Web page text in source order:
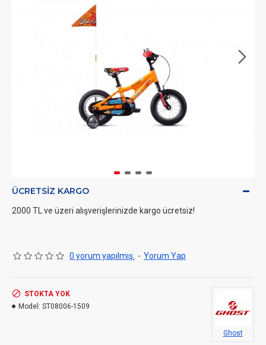
ÜCRETSIZ KARGO
2000 TL ve üzeri alışverişlerinizde kargo ücretsiz!
0 yorum yapılmış. - Yorum Yap
STOKTA YOK
Model: ST08006-1509
Ghost